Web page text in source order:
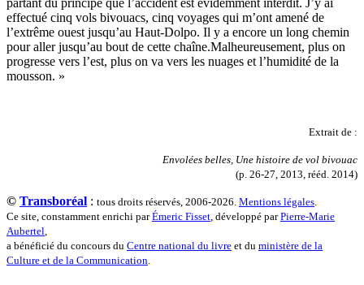
Sauquet Michel
Sauve Philippe
Shipton Eric
Sibony Julie
Touboul Marion
Toumanov Vadim
Troussier Virginie
Tuilier Romain
partant du principe que l’accident est évidemment interdit. J’y ai
effectué cinq vols bivouacs, cinq voyages qui m’ont amené de
l’extrême ouest jusqu’au Haut-Dolpo. Il y a encore un long chemin
pour aller jusqu’au bout de cette chaîne.Malheureusement, plus on
progresse vers l’est, plus on va vers les nuages et l’humidité de la
mousson. »
Extrait de :
Envolées belles, Une histoire de vol bivouac
(p. 26-27, 2013, rééd. 2014)
© Transboréal : tous droits réservés, 2006-2026. Mentions légales.
Ce site, constamment enrichi parÉmeric Fisset, développé parPierre-Marie
Aubertel,
a bénéficié du concours du Centre national du livre et du ministère de la
Culture et de la Communication.